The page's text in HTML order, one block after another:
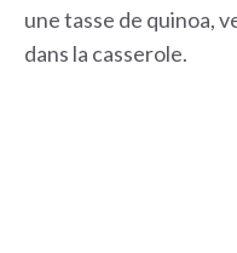
une tasse de quinoa,
dans la casserole.